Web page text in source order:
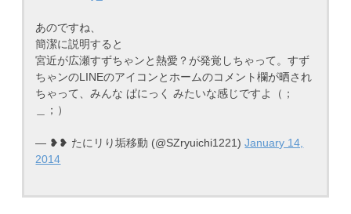
あのですね、
簡潔に説明すると
宮近が広瀬すずちゃンと熱愛？が発覚しちゃって。すず
ちゃンのLINEのアイコンとホームのコメント欄が晒され
ちゃって、みんな ぱにっく みたいな感じですよ（；
＿；）
— ❥❥ たにリり垢移動 (@SZryuichi1221)January 14,
2014